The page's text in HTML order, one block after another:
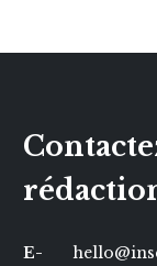
E-